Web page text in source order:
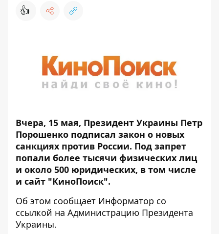
👍
Вчера, 15 мая, Президент Украины Петр
Порошенко подписал закон о новых
санкциях против России. Под запрет
попали более тысячи физических лиц
и около 500 юридических, в том числе
и сайт "КиноПоиск".
Об этом сообщает Информатор со
ссылкой на Администрацию Президента
Украины.